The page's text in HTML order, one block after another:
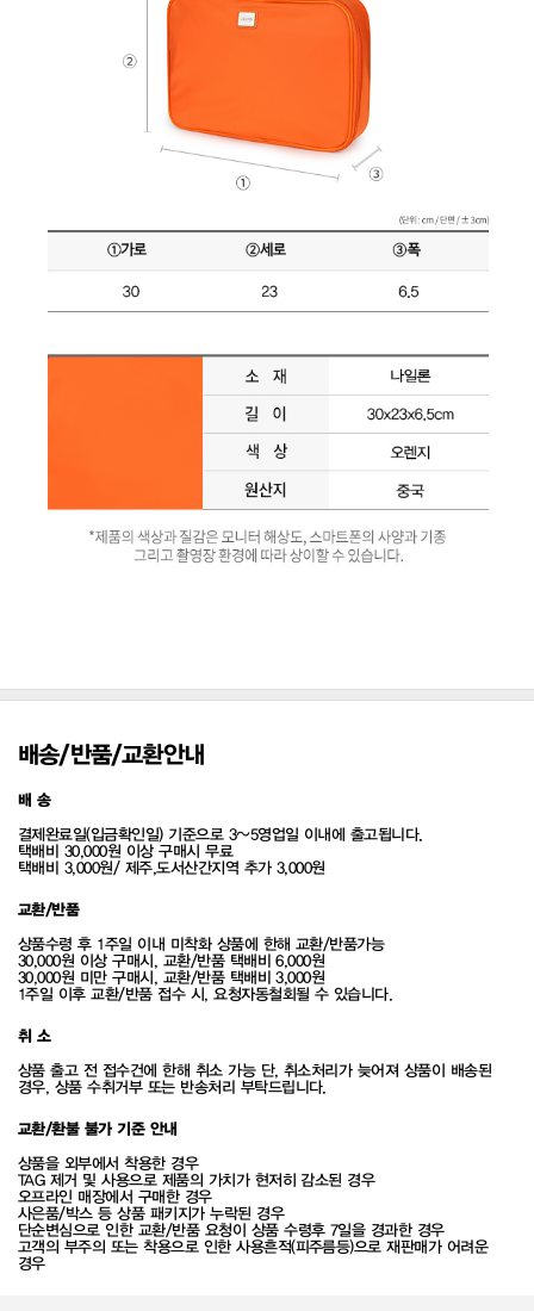
배송/반품/교환안내
배 송
결제완료일(입금확인일) 기준으로 3~5영업일 이내에 출고됩니다.
택배비 30,000원 이상 구매시 무료
택배비 3,000원/ 제주,도서산간지역 추가 3,000원
교환/반품
상품수령 후 1주일 이내 미착화 상품에 한해 교환/반품가능
30,000원 이상 구매시, 교환/반품 택배비 6,000원
30,000원 미만 구매시, 교환/반품 택배비 3,000원
1주일 이후 교환/반품 접수 시, 요청자동철회될 수 있습니다.
취 소
상품 출고 전 접수건에 한해 취소 가능 단, 취소처리가 늦어져 상품이 배송된
경우, 상품 수취거부 또는 반송처리 부탁드립니다.
교환/환불 불가 기준 안내
상품을 외부에서 착용한 경우
TAG 제거 및 사용으로 제품의 가치가 현저히 감소된 경우
오프라인 매장에서 구매한 경우
사은품/박스 등 상품 패키지가 누락된 경우
단순변심으로 인한 교환/반품 요청이 상품 수령후 7일을 경과한 경우
고객의 부주의 또는 착용으로 인한 사용흔적(피주름등)으로 재판매가 어려운
경우